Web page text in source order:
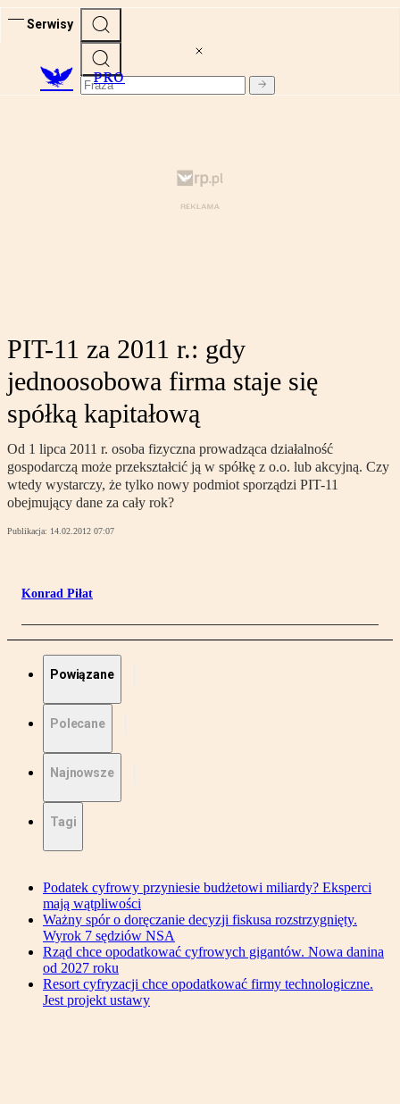
Serwisy
PRO
PIT-11 za 2011 r.: gdy
jednoosobowa firma staje się
spółką kapitałową
Od 1 lipca 2011 r. osoba fizyczna prowadząca działalność
gospodarczą może przekształcić ją w spółkę z o.o. lub akcyjną. Czy
wtedy wystarczy, że tylko nowy podmiot sporządzi PIT-11
obejmujący dane za cały rok?
Publikacja: 14.02.2012 07:07
Konrad Piłat
Powiązane
Polecane
Najnowsze
Tagi
Podatek cyfrowy przyniesie budżetowi miliardy? Eksperci
mają wątpliwości
Ważny spór o doręczanie decyzji fiskusa rozstrzygnięty.
Wyrok 7 sędziów NSA
Rząd chce opodatkować cyfrowych gigantów. Nowa danina
od 2027 roku
Resort cyfryzacji chce opodatkować firmy technologiczne.
Jest projekt ustawy